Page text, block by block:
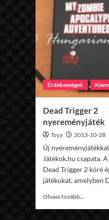
Érdekességek
Dead Trigger 2
nyereményjáték
Toya 2013-10-28
Új
Játékok.hu csapata.
Dead Trigger 2 köré
játékukat, amelyben
Olvass tovább...